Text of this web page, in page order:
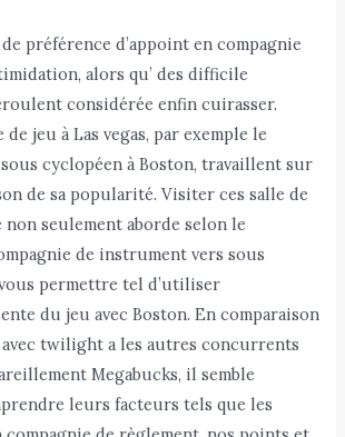
préférence d’appoint en compagnie
alors qu’ des difficile
considérée enfin cuirasser.
jeu à Las vegas, par exemple le
cyclopéen à Boston, travaillent sur
de sa popularité. Visiter ces salle de
seulement aborde selon le
de instrument vers sous
permettre tel d’utiliser
du jeu avec Boston. En comparaison
twilight a les autres concurrents
Megabucks, il semble
leurs facteurs tels que les